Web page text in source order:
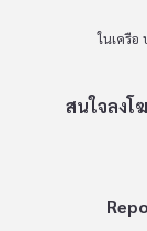
ในเครือ
สนใจลงโ